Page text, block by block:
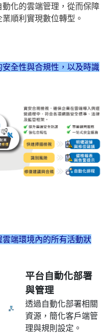
化的雲端管理，從而保障
順利實現數位轉型。
全性與合規性，以及時識
端環境內的所有活動狀
平台自動化部署
與管理
透過自動化部署相關
資源，簡化客戶端管
理與規則設定。